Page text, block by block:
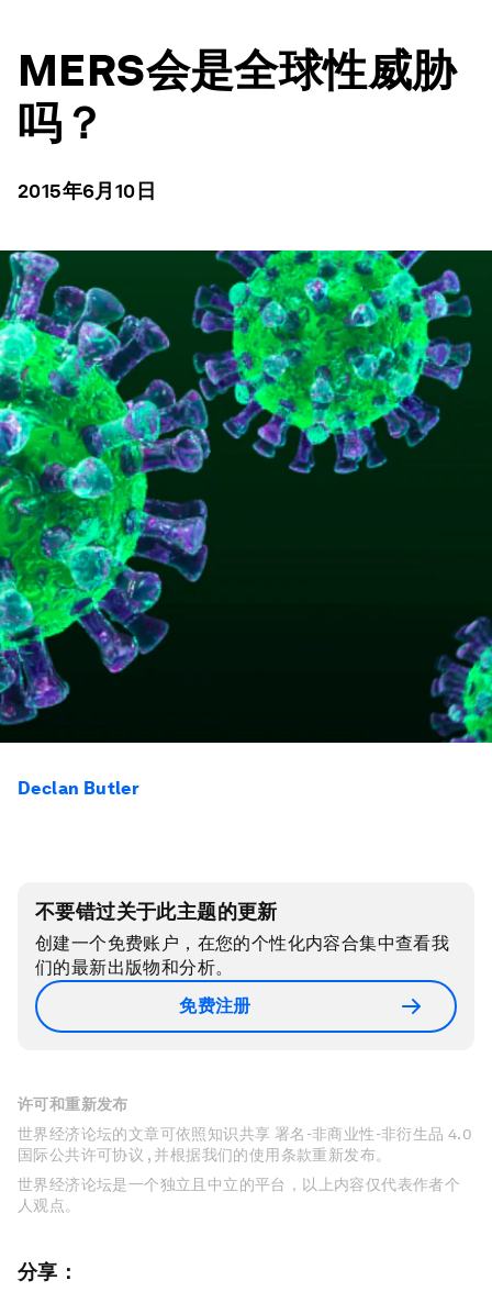
MERS会是全球性威胁
吗？
2015年6月10日
Declan Butler
不要错过关于此主题的更新
创建一个免费账户，在您的个性化内容合集中查看我
们的最新出版物和分析。
免费注册
许可和重新发布
世界经济论坛的文章可依照知识共享 署名-非商业性-非衍生品 4.0
国际公共许可协议 , 并根据我们的使用条款重新发布。
世界经济论坛是一个独立且中立的平台，以上内容仅代表作者个
人观点。
分享：